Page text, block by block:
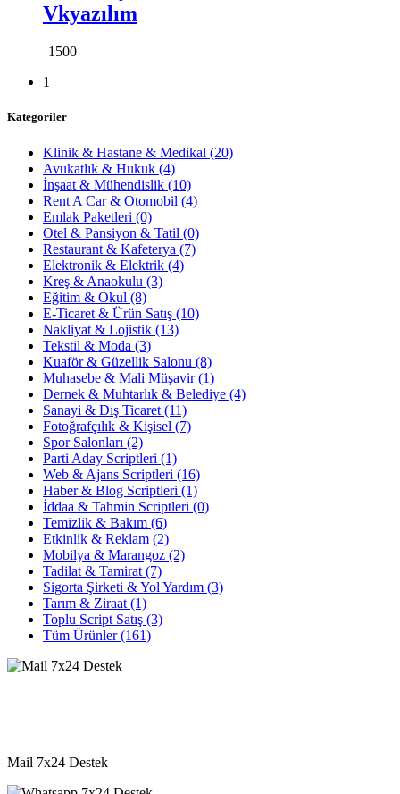
Vkyazılım
1500
1
Kategoriler
Klinik & Hastane & Medikal (20)
Avukatlık & Hukuk (4)
İnşaat & Mühendislik (10)
Rent A Car & Otomobil (4)
Emlak Paketleri (0)
Otel & Pansiyon & Tatil (0)
Restaurant & Kafeterya (7)
Elektronik & Elektrik (4)
Kreş & Anaokulu (3)
Eğitim & Okul (8)
E-Ticaret & Ürün Satış (10)
Nakliyat & Lojistik (13)
Tekstil & Moda (3)
Kuaför & Güzellik Salonu (8)
Muhasebe & Mali Müşavir(1)
Dernek & Muhtarlık & Belediye (4)
Sanayi & Dış Ticaret (11)
Fotoğrafçılık & Kişisel (7)
Spor Salonları (2)
Parti Aday Scriptleri (1)
Web & Ajans Scriptleri (16)
Haber & Blog Scriptleri (1)
İddaa & Tahmin Scriptleri (0)
Temizlik & Bakım (6)
Etkinlik & Reklam (2)
Mobilya & Marangoz (2)
Tadilat & Tamirat (7)
Sigorta Şirketi & Yol Yardım (3)
Tarım & Ziraat (1)
Toplu Script Satış (3)
Tüm Ürünler(161)
Mail 7x24 Destek